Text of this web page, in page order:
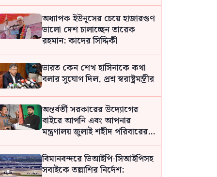
অধ্যাপক ইউনূসের চেয়ে হাজারগুণ
ভালো দেশ চালাচ্ছেন তারেক
রহমান: কাদের সিদ্দিকী
ভারত কেন শেখ হাসিনাকে কথা
বলার সুযোগ দিল, প্রশ্ন স্বরাষ্ট্রমন্ত্রীর
অন্তর্বর্তী সরকারের উদ্যোগের
বাইরে আপনি এবং আপনার
মন্ত্রণালয় জুলাই শহীদ পরিবারের
জন্য কি কি করেছেন? সারজিস
বিমানবন্দরে ভিআইপি-সিআইপিসহ
সবাইকে তল্লাশির নির্দেশ: